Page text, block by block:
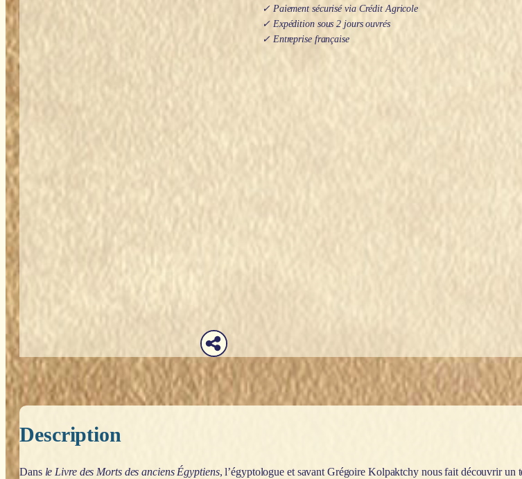
✓ Paiement sécurisé via Crédit Agricole
✓ Expédition sous 2 jours ouvrés
✓ Entreprise française
Description
Dans le Livre des Morts des anciens Égyptiens, l’égyptologue et savant Grégoire Kolpaktchy nous fait découvrir un